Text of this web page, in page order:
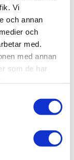
Vi
och annan
och
med.
med annan
som de har